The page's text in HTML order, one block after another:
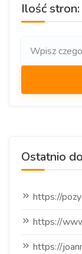
Ilość stron:
Ostatnio
https://
https://
https://